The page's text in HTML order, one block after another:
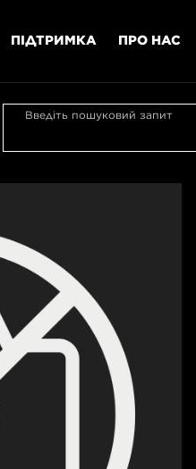
ПІДТРИМКА ПРО НАС
Введіть пошуковий запит